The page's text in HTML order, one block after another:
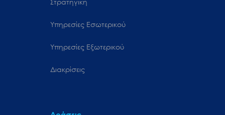
Υπηρεσίες Εσωτερικού
Υπηρεσίες Εξωτερικού
Διακρίσεις